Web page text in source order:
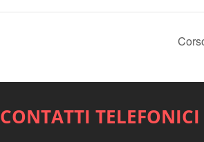
CONTATTI TELEFONICI